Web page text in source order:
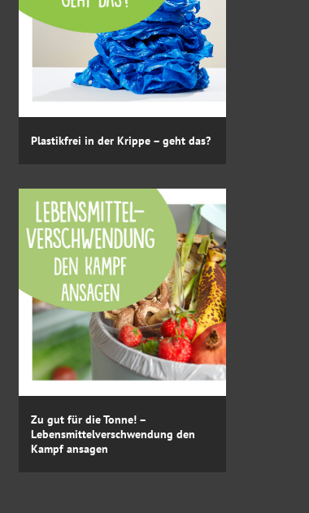
Plastikfrei in der Krippe – geht das?
Zu gut für die Tonne! –
Lebensmittelverschwendung den
Kampf ansagen